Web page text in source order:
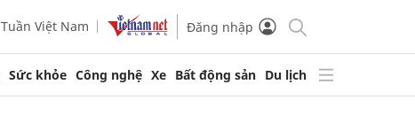
Tuần Việt Nam Đăng nhập
Sức khỏe Công nghệ Xe Bất động sản Du lịch